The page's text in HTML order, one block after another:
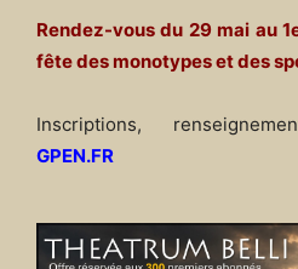
Rendez-vous du 29 mai au
fête des monotypes et des
Inscriptions,
GPEN.FR